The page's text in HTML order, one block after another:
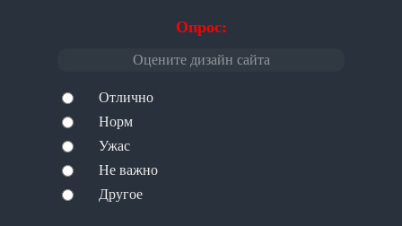
Опрос:
Оцените дизайн сайта
Отлично
Норм
Ужас
Не важно
Другое